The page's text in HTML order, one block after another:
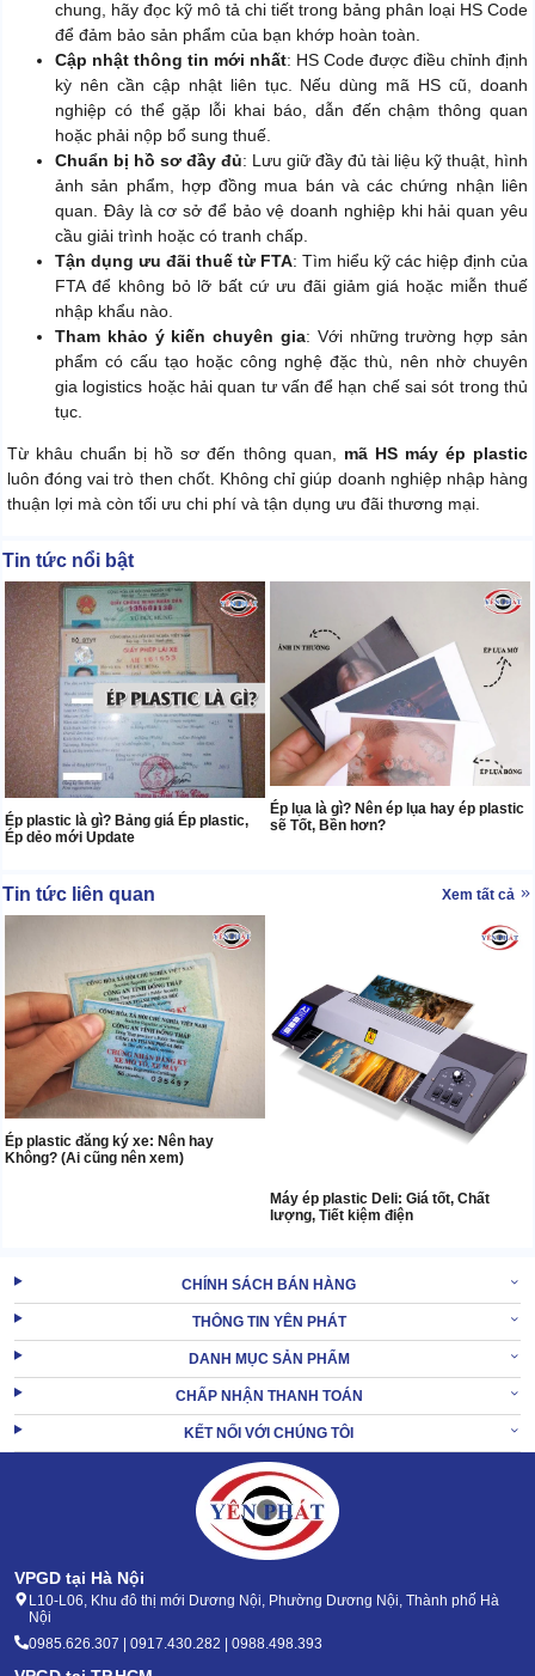
chung, hãy đọc kỹ mô tả chi tiết trong bảng phân loại HS Code
để đảm bảo sản phẩm của bạn khớp hoàn toàn.
Cập nhật thông tin mới nhất: HS Code được điều chỉnh định
kỳ nên cần cập nhật liên tục. Nếu dùng mã HS cũ, doanh
nghiệp có thể gặp lỗi khai báo, dẫn đến chậm thông quan
hoặc phải nộp bổ sung thuế.
Chuẩn bị hồ sơ đầy đủ: Lưu giữ đầy đủ tài liệu kỹ thuật, hình
ảnh sản phẩm, hợp đồng mua bán và các chứng nhận liên
quan. Đây là cơ sở để bảo vệ doanh nghiệp khi hải quan yêu
cầu giải trình hoặc có tranh chấp.
Tận dụng ưu đãi thuế từ FTA: Tìm hiểu kỹ các hiệp định của
FTA để không bỏ lỡ bất cứ ưu đãi giảm giá hoặc miễn thuế
nhập khẩu nào.
Tham khảo ý kiến chuyên gia: Với những trường hợp sản
phẩm có cấu tạo hoặc công nghệ đặc thù, nên nhờ chuyên
gia logistics hoặc hải quan tư vấn để hạn chế sai sót trong thủ
tục.
Từ khâu chuẩn bị hồ sơ đến thông quan, mã HS máy ép plastic
luôn đóng vai trò then chốt. Không chỉ giúp doanh nghiệp nhập hàng
thuận lợi mà còn tối ưu chi phí và tận dụng ưu đãi thương mại.
Tin tức nổi bật
Ép plastic là gì? Bảng giá Ép plastic,
Ép dẻo mới Update
Ép lụa là gì? Nên ép lụa hay ép plastic
sẽ Tốt, Bền hơn?
Tin tức liên quan Xem tất cả
Ép plastic đăng ký xe: Nên hay
Không? (Ai cũng nên xem)
Máy ép plastic Deli: Giá tốt, Chất
lượng, Tiết kiệm điện
CHÍNH SÁCH BÁN HÀNG
THÔNG TIN YÊN PHÁT
DANH MỤC SẢN PHẨM
CHẤP NHẬN THANH TOÁN
KẾT NỐI VỚI CHÚNG TÔI
VPGD tại Hà Nội
L10-L06, Khu đô thị mới Dương Nội, Phường Dương Nội, Thành phố Hà
Nội
0985.626.307 | 0917.430.282 | 0988.498.393